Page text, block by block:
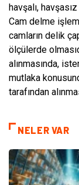
havşalı,
Cam delme
camların delik
ölçülerde
alınmasında,
mutlaka
tarafından
NELER VAR